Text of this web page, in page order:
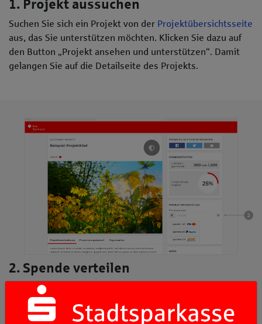
1. Projekt aussuchen
Suchen Sie sich ein Projekt von der Projektübersichtsseite
aus, das Sie unterstützen möchten. Klicken Sie dazu auf
den Button „Projekt ansehen und unterstützen“. Damit
gelangen Sie auf die Detailseite des Projekts.
2. Spende verteilen
Geben Sie den Betrag ein, mit dem Sie das Projekt
unterstützen möchten. Füllen Sie anschließend das
Formular mit Ihren Kontaktdaten aus und klicken dann auf